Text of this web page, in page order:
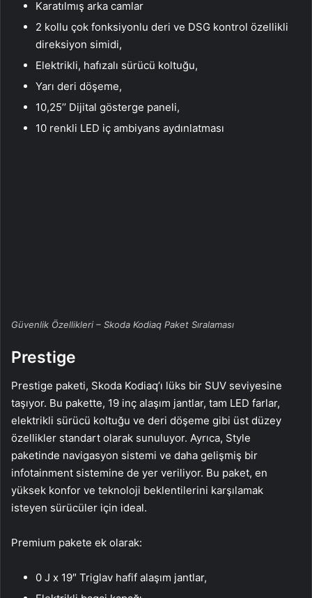
Karatılmış arka camlar
2 kollu çok fonksiyonlu deri ve DSG kontrol özellikli
direksiyon simidi,
Elektrikli, hafızalı sürücü koltuğu,
Yarı deri döşeme,
10,25’’ Dijital gösterge paneli,
10 renkli LED iç ambiyans aydınlatması
Güvenlik Özellikleri – Skoda Kodiaq Paket Sıralaması
Prestige
Prestige paketi, Skoda Kodiaq’ı lüks bir SUV seviyesine
taşıyor. Bu pakette, 19 inç alaşım jantlar, tam LED farlar,
elektrikli sürücü koltuğu ve deri döşeme gibi üst düzey
özellikler standart olarak sunuluyor. Ayrıca, Style
paketinde navigasyon sistemi ve daha gelişmiş bir
infotainment sistemine de yer veriliyor. Bu paket, en
yüksek konfor ve teknoloji beklentilerini karşılamak
isteyen sürücüler için ideal.
Premium pakete ek olarak:
0 J x 19″ Triglav hafif alaşım jantlar,